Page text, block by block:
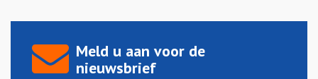
Meld u aan voor de
nieuwsbrief